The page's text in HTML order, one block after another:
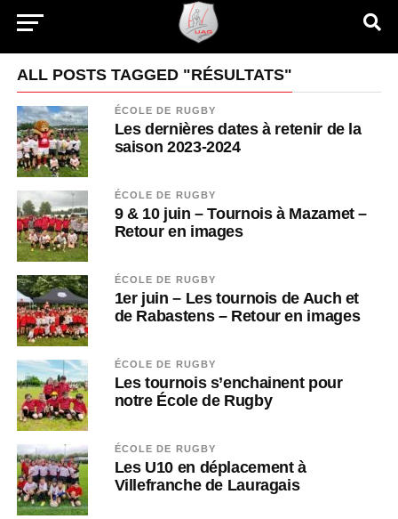
ALL POSTS TAGGED "RÉSULTATS"
ÉCOLE DE RUGBY
Les dernières dates à retenir de la
saison 2023-2024
ÉCOLE DE RUGBY
9 & 10 juin – Tournois à Mazamet –
Retour en images
ÉCOLE DE RUGBY
1er juin – Les tournois de Auch et
de Rabastens – Retour en images
ÉCOLE DE RUGBY
Les tournois s’enchainent pour
notre École de Rugby
ÉCOLE DE RUGBY
Les U10 en déplacement à
Villefranche de Lauragais